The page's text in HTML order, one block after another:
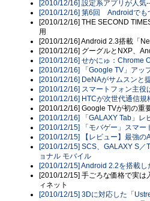
[2010/12/16] 設定系アプリが人
[2010/12/16] 第6回 Androidでも
[2010/12/16] THE SECOND
用
[2010/12/16] Android 2.3搭載「
[2010/12/16] グーグルとNXP、
[2010/12/16] せかにゅ：Chrome
[2010/12/16] 「Google TV」ア
[2010/12/16] DeNAがサムスンと
[2010/12/16] スマートフォン主
[2010/12/16] HTCが次世代通信規
[2010/12/16] Google TVが初の重
[2010/12/16] 「GALAXY Tab」レ
[2010/12/15] 「モバゲー」スマ
[2010/12/15] 【レビュー】最強
[2010/12/15] SCS、GALAXY S
ョナル モバイル
[2010/12/15] Android 2.2を搭載
[2010/12/15] 手ごろな価格で実
ィネット
[2010/12/15] 3Dに対応した「